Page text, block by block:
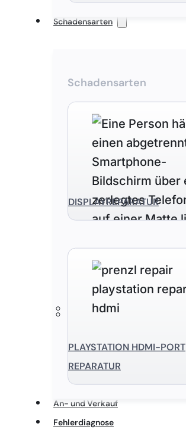
Schadensarten
Schadensarten
DISPLAYREPARATUR
PLAYSTATION HDMI-PORT
REPARATUR
An- und Verkauf
Fehlerdiagnose